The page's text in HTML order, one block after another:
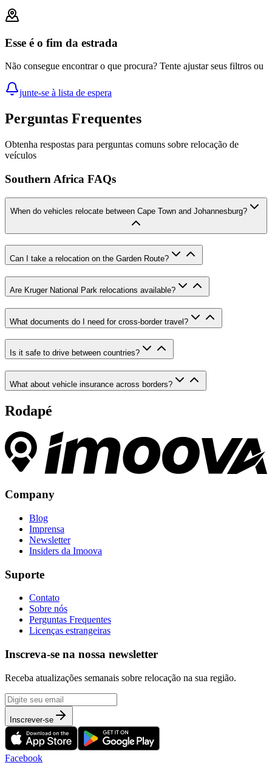
Esse é o fim da estrada
Não consegue encontrar o que procura? Tente ajustar seus filtros ou
junte-se à lista de espera
Perguntas Frequentes
Obtenha respostas para perguntas comuns sobre relocação de
veículos
Southern Africa FAQs
When do vehicles relocate between Cape Town and Johannesburg?
Can I take a relocation on the Garden Route?
Are Kruger National Park relocations available?
What documents do I need for cross-border travel?
Is it safe to drive between countries?
What about vehicle insurance across borders?
Rodapé
Company
Blog
Imprensa
Newsletter
Insiders da Imoova
Suporte
Contato
Sobre nós
Perguntas Frequentes
Licenças estrangeiras
Inscreva-se na nossa newsletter
Receba atualizações semanais sobre relocação na sua região.
Inscrever-se
Facebook